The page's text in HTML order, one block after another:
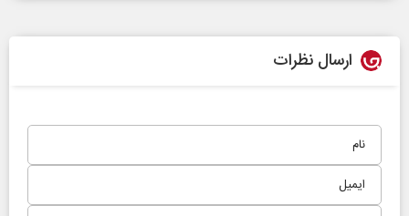
ارسال نظرات